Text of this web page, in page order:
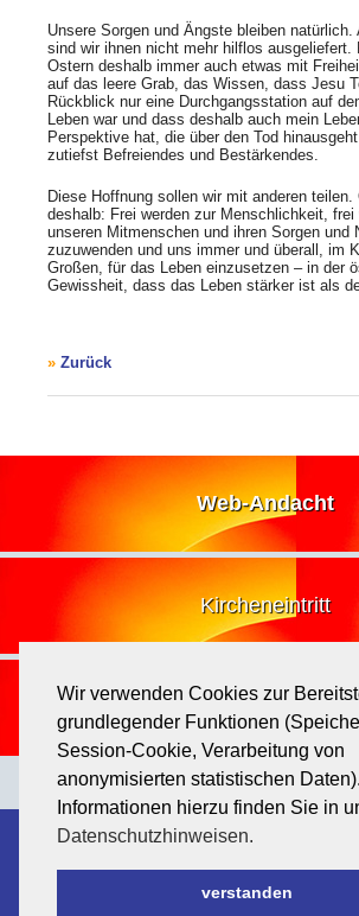
Wir verwenden Cookies zur
grundlegender Funktionen
Session-Cookie, Verarbeitung von
anonymisierten statistischen
Informationen hierzu finden Sie in
Datenschutzhinweisen.
verstanden
Unsere Sorgen und Ängste bleiben
sind wir ihnen nicht mehr hilflos ausgeliefert.
Ostern deshalb immer auch etwas mit
auf das leere Grab, das Wissen, dass Jesu
Rückblick nur eine Durchgangsstation auf
Leben war und dass deshalb auch mein
Perspektive hat, die über den Tod
zutiefst Befreiendes und Bestärkendes.
Diese Hoffnung sollen wir mit anderen
deshalb: Frei werden zur Menschlichkeit, frei
unseren Mitmenschen und ihren Sorgen und
zuzuwenden und uns immer und überall, im
Großen, für das Leben einzusetzen – in der
Gewissheit, dass das Leben stärker ist als
Zurück
Web-Andacht
Kircheneintritt
Losung
Kontakt
Mainzer Str. 81